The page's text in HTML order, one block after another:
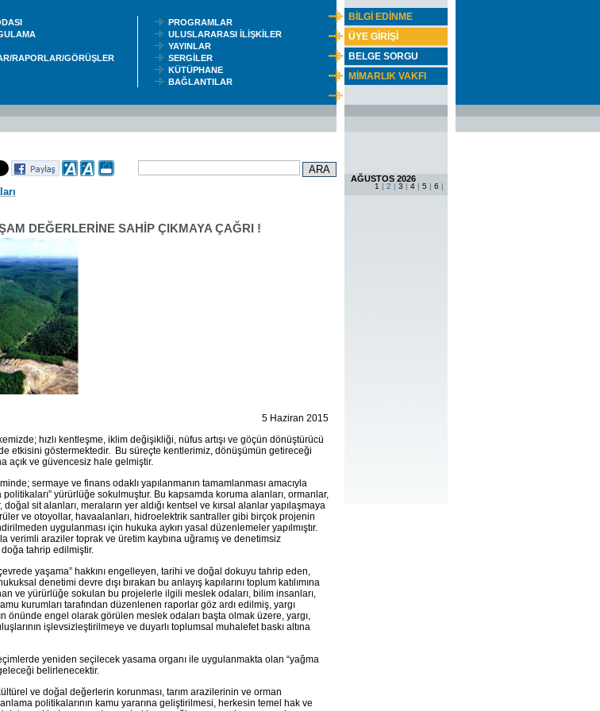
BİLGİ EDİNME
ÜYE GİRİŞİ
BELGE SORGU
MİMARLIK VAKFI
AĞUSTOS 2026
1 | 2 | 3 | 4 | 5 | 6 |
RAPORLAR/GÖRÜŞLER
PROGRAMLAR
ULUSLARARASI İLİŞKİLER
YAYINLAR
SERGİLER
KÜTÜPHANE
BAĞLANTILAR
DEĞERLERİNE SAHİP ÇIKMAYA ÇAĞRI !
5 Haziran 2015
hızlı kentleşme, iklim değişikliği, nüfus artışı ve göçün dönüştürücü
etkisini göstermektedir. Bu süreçte kentlerimiz, dönüşümün getireceği
açık ve güvencesiz hale gelmiştir.
sermaye ve finans odaklı yapılanmanın tamamlanması amacıyla
politikaları” yürürlüğe sokulmuştur. Bu kapsamda koruma alanları, ormanlar,
doğal sit alanları, meraların yer aldığı kentsel ve kırsal alanlar yapılaşmaya
ve otoyollar, havaalanları, hidroelektrik santraller gibi birçok projenin
uygulanması için hukuka aykırı yasal düzenlemeler yapılmıştır.
verimli araziler toprak ve üretim kaybına uğramış ve denetimsiz
tahrip edilmiştir.
yaşama” hakkını engelleyen, tarihi ve doğal dokuyu tahrip eden,
denetimi devre dışı bırakan bu anlayış kapılarını toplum katılımına
ve yürürlüğe sokulan bu projelerle ilgili meslek odaları, bilim insanları,
kurumları tarafından düzenlenen raporlar göz ardı edilmiş, yargı
önünde engel olarak görülen meslek odaları başta olmak üzere, yargı,
işlevsizleştirilmeye ve duyarlı toplumsal muhalefet baskı altına
yeniden seçilecek yasama organı ile uygulanmakta olan “yağma
belirlenecektir.
ve doğal değerlerin korunması, tarım arazilerinin ve orman
politikalarının kamu yararına geliştirilmesi, herkesin temel hak ve